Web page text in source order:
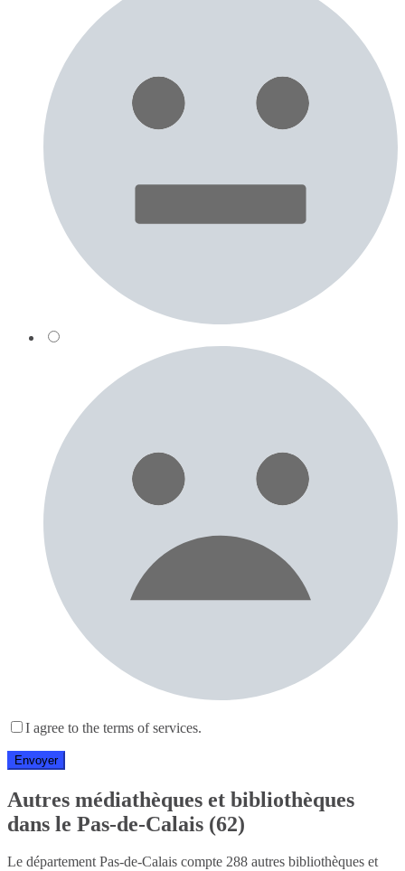
I agree to the terms of services.
Autres médiathèques et bibliothèques
dans le Pas-de-Calais (62)
Le département Pas-de-Calais compte 288 autres bibliothèques et